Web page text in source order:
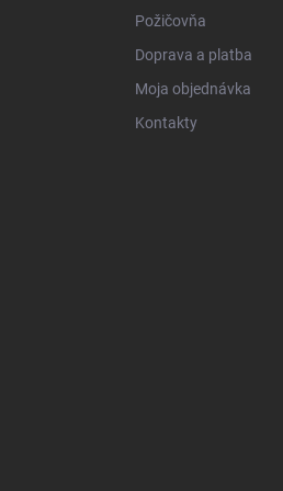
Požičovňa
Doprava a platba
Moja objednávka
Kontakty